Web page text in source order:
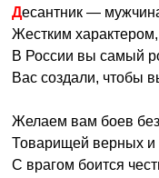
Десантник —
Жестким
В России вы самый
Вас создали, чтобы
Желаем вам боев без
Товарищей верных и
С врагом боится